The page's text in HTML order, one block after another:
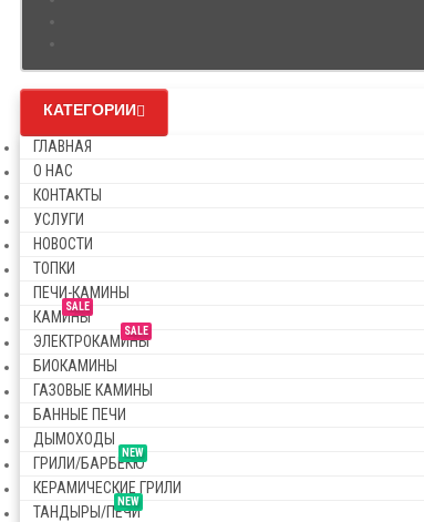
КАТЕГОРИИ
ГЛАВНАЯ
О НАС
КОНТАКТЫ
УСЛУГИ
НОВОСТИ
ТОПКИ
ПЕЧИ-КАМИНЫ
SALE
КАМИНЫ
SALE
ЭЛЕКТРОКАМИНЫ
БИОКАМИНЫ
ГАЗОВЫЕ КАМИНЫ
БАННЫЕ ПЕЧИ
ДЫМОХОДЫ
NEW
ГРИЛИ/БАРБЕКЮ
КЕРАМИЧЕСКИЕ ГРИЛИ
NEW
ТАНДЫРЫ/ПЕЧИ